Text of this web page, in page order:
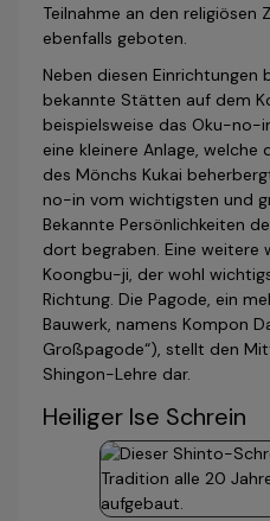
Teilnahme an den religiösen
ebenfalls geboten.
Neben diesen Einrichtungen
bekannte Stätten auf dem
beispielsweise das Oku-no-
eine kleinere Anlage,
des Mönchs Kukai
no-in vom wichtigsten und
Bekannte Persönlichkeiten
dort begraben. Eine
Koongbu-ji, der wohl
Richtung. Die Pagode, ein
Bauwerk, namens Kompon
Großpagode“), stellt den
Shingon-Lehre dar.
Heiliger Ise Schrein